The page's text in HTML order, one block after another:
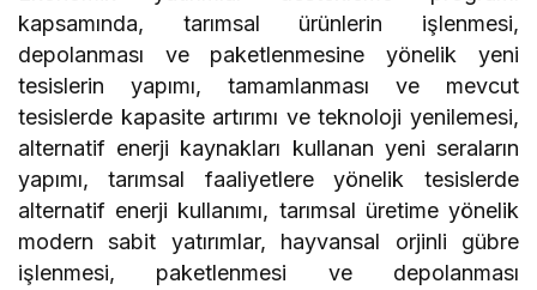
kapsamında, tarımsal ürünlerin işlenmesi,
depolanması ve paketlenmesine yönelik yeni
tesislerin yapımı, tamamlanması ve mevcut
tesislerde kapasite artırımı ve teknoloji yenilemesi,
alternatif enerji kaynakları kullanan yeni seraların
yapımı, tarımsal faaliyetlere yönelik tesislerde
alternatif enerji kullanımı, tarımsal üretime yönelik
modern sabit yatırımlar, hayvansal orjinli gübre
işlenmesi, paketlenmesi ve depolanması